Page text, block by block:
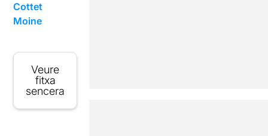
Cottet
Moine
Veure
fitxa
sencera